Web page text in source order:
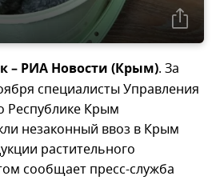
– РИА Новости (Крым). За
специалисты Управления
Республике Крым
незаконный ввоз в Крым
растительного
сообщает пресс-служба